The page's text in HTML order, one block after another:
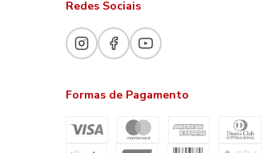
Redes Sociais
Formas de Pagamento